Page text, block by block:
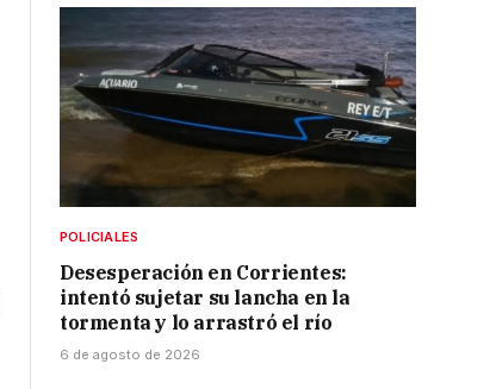
POLICIALES
Desesperación en Corrientes:
intentó sujetar su lancha en la
tormenta y lo arrastró el río
6 de agosto de 2026